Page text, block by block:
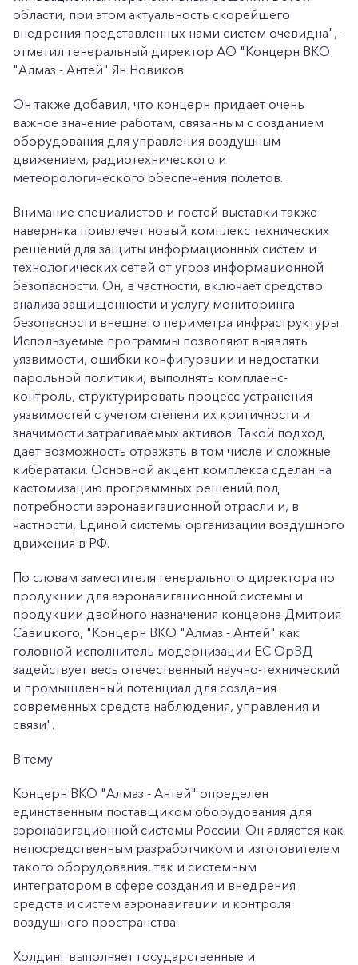
+7-800-700-24-57
Заказать обратный звонок
Частным клиентам
Корпоративным клиентам
области, при этом актуальность скорейшего
внедрения представленных нами систем очевидна", -
отметил генеральный директор АО "Концерн ВКО
"Алмаз - Антей" Ян Новиков.
Он также добавил, что концерн придает очень
важное значение работам, связанным с созданием
оборудования для управления воздушным
движением, радиотехнического и
метеорологического обеспечения полетов.
Внимание специалистов и гостей выставки также
наверняка привлечет новый комплекс технических
решений для защиты информационных систем и
технологических сетей от угроз информационной
безопасности. Он, в частности, включает средство
анализа защищенности и услугу мониторинга
безопасности внешнего периметра инфраструктуры.
Используемые программы позволяют выявлять
уязвимости, ошибки конфигурации и недостатки
парольной политики, выполнять комплаенс-
контроль, структурировать процесс устранения
уязвимостей с учетом степени их критичности и
значимости затрагиваемых активов. Такой подход
дает возможность отражать в том числе и сложные
кибератаки. Основной акцент комплекса сделан на
кастомизацию программных решений под
потребности аэронавигационной отрасли и, в
частности, Единой системы организации воздушного
движения в РФ.
По словам заместителя генерального директора по
продукции для аэронавигационной системы и
продукции двойного назначения концерна Дмитрия
Савицкого, "Концерн ВКО "Алмаз - Антей" как
головной исполнитель модернизации ЕС ОрВД
задействует весь отечественный научно-технический
и промышленный потенциал для создания
современных средств наблюдения, управления и
связи".
В тему
Концерн ВКО "Алмаз - Антей" определен
единственным поставщиком оборудования для
аэронавигационной системы России. Он является как
непосредственным разработчиком и изготовителем
такого оборудования, так и системным
интегратором в сфере создания и внедрения
средств и систем аэронавигации и контроля
воздушного пространства.
Холдинг выполняет государственные и